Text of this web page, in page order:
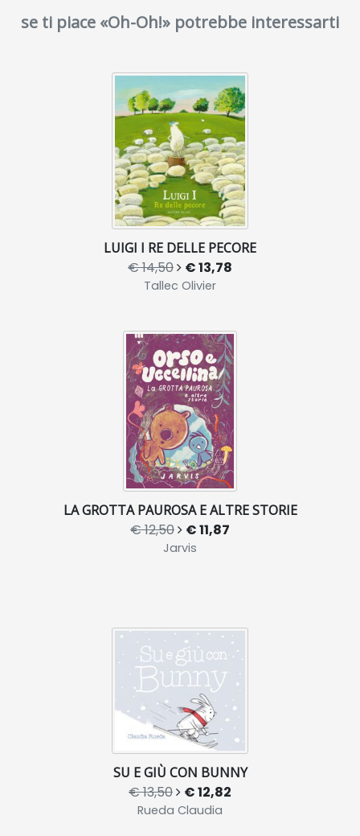
se ti piace «Oh-Oh!» potrebbe interessarti
LUIGI I RE DELLE PECORE
€ 14,50 € 13,78
Tallec Olivier
LA GROTTA PAUROSA E ALTRE STORIE
€ 12,50 € 11,87
Jarvis
SU E GIÙ CON BUNNY
€ 13,50 € 12,82
Rueda Claudia